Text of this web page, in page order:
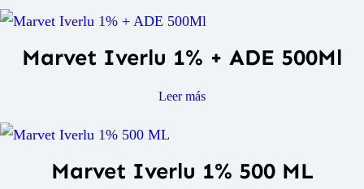
Marvet Iverlu 1% + ADE 500Ml
Leer más
Marvet Iverlu 1% 500 ML